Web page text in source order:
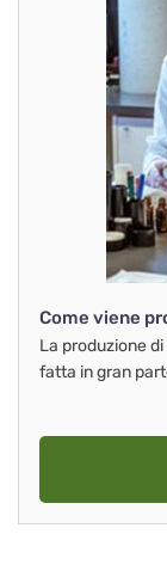
Come viene
La produzione
fatta in gran